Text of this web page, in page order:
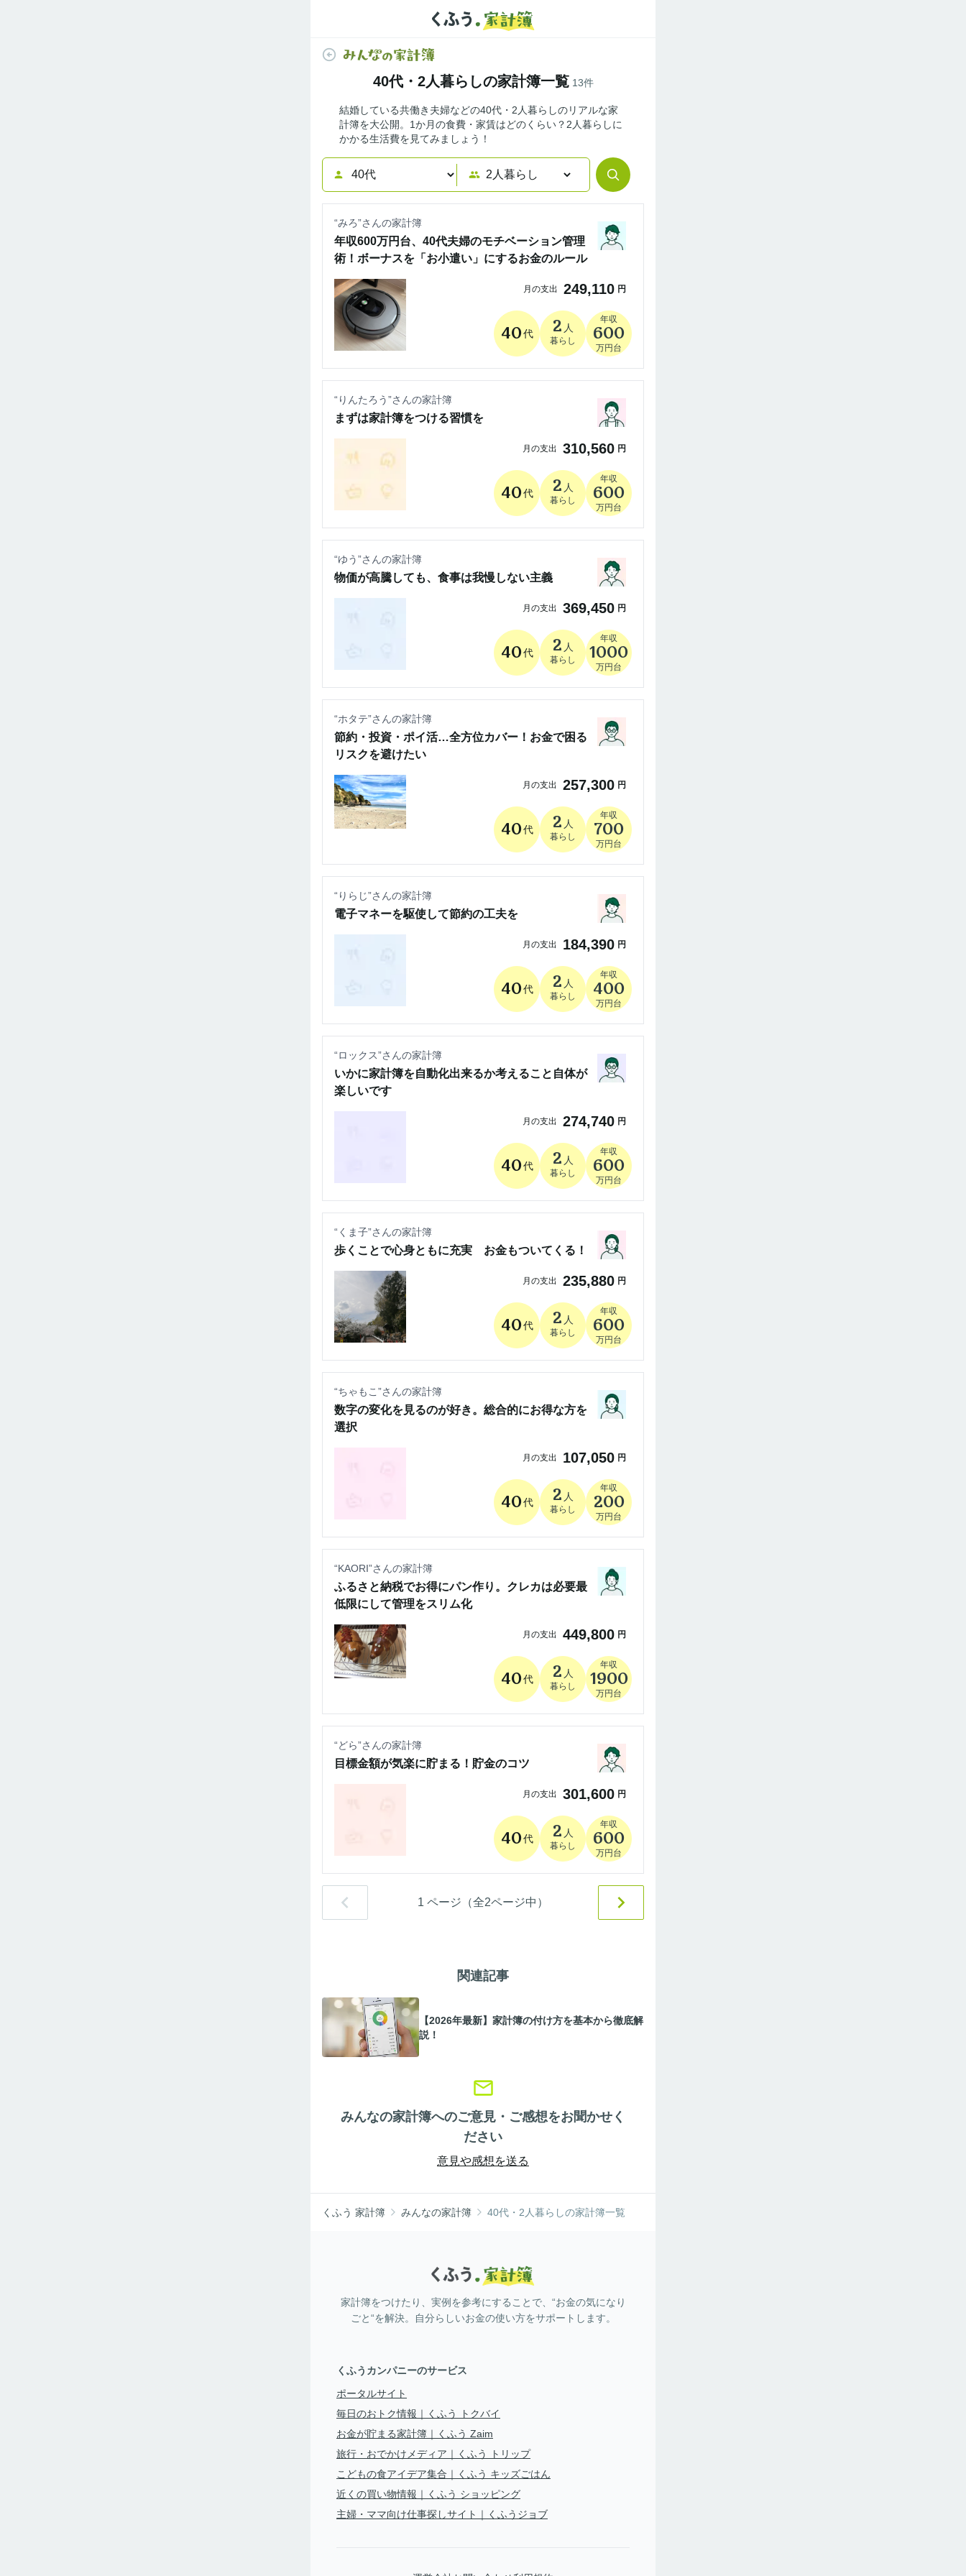
40代・2人暮らしの家計簿一覧 13件
結婚している共働き夫婦などの40代・2人暮らしのリアルな家
計簿を大公開。1か月の食費・家賃はどのくらい？2人暮らしに
かかる生活費を見てみましょう！
“みろ”さんの家計簿
年収600万円台、40代夫婦のモチベーション管理
術！ボーナスを「お小遣い」にするお金のルール
月の支出 249,110 円
40代 2 人
暮らし
年収
600
万円台
“ りんたろう”さんの家計簿
まずは家計簿をつける習慣を
月の支出 310,560 円
40代 2 人
暮らし
年収
600
万円台
“ゆう”さんの家計簿
物価が高騰しても、食事は我慢しない主義
月の支出 369,450 円
40代 2 人
暮らし
年収
1000
万円台
“ホタテ”さんの家計簿
節約・投資・ポイ活…全方位カバー！お金で困る
リスクを避けたい
月の支出 257,300 円
40代 2 人
暮らし
年収
700
万円台
“ りらじ”さんの家計簿
電子マネーを駆使して節約の工夫を
月の支出 184,390 円
40代 2 人
暮らし
年収
400
万円台
“ロックス”さんの家計簿
いかに家計簿を自動化出来るか考えること自体が
楽しいです
月の支出 274,740 円
40代 2 人
暮らし
年収
600
万円台
“ くま子”さんの家計簿
歩くことで心身ともに充実 お金もついてくる！
月の支出 235,880 円
40代 2 人
暮らし
年収
600
万円台
“ちゃもこ”さんの家計簿
数字の変化を見るのが好き。総合的にお得な方を
選択
月の支出 107,050 円
40代 2 人
暮らし
年収
200
万円台
“KAORI”さんの家計簿
ふるさと納税でお得にパン作り。クレカは必要最
低限にして管理をスリム化
月の支出 449,800 円
40代 2 人
暮らし
年収
1900
万円台
“どら”さんの家計簿
目標金額が気楽に貯まる！貯金のコツ
月の支出 301,600 円
40代 2 人
暮らし
年収
600
万円台
1 ページ（全2ページ中）
関連記事
【2026年最新】家計簿の付け方を基本から徹底解
説！
みんなの家計簿へのご意見・ご感想をお聞かせく
ださい
意見や感想を送る
くふう 家計簿 みんなの家計簿 40代・2人暮らしの家計簿一覧
家計簿をつけたり、実例を参考にすることで、“お金の気になり
ごと“を解決。自分らしいお金の使い方をサポートします。
くふうカンパニーのサービス
ポータルサイト
毎日のおトク情報｜くふう トクバイ
お金が貯まる家計簿｜くふう Zaim
旅行・おでかけメディア｜くふう トリップ
こどもの食アイデア集合｜くふう キッズごはん
近くの買い物情報｜くふう ショッピング
主婦・ママ向け仕事探しサイト｜くふうジョブ